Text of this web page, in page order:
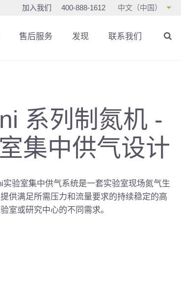
加入我们 400-888-1612 中文（中国）
售后服务 发现 联系我们
系列制氮机 -
集中供气设计
验室集中供气系统是一套实验室现场氮气生
供满足所需压力和流量要求的持续稳定的高
室或研究中心的不同需求。